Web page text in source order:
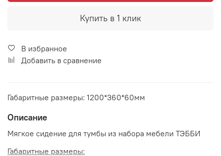
Купить в 1 клик
В избранное
Добавить в сравнение
Габаритные размеры: 1200*360*60мм
Описание
Мягкое сидение для тумбы из набора мебели ТЭББИ
Габаритные размеры: